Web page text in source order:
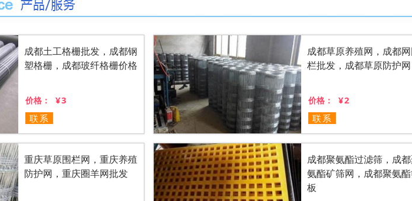
成都土工格栅批发，成都钢
塑格栅，成都玻纤格栅价格
价格：
¥3
联系
成都草原养殖网，成都
栏批发，成都草原防护网
价格：
¥2
联系
重庆草原围栏网，重庆养殖
防护网，重庆圈羊网批发
成都聚氨酯过滤筛，成
氨酯矿筛网，成都聚氨
板